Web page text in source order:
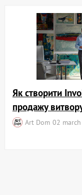
Як створити
продажу
Art Dom 02